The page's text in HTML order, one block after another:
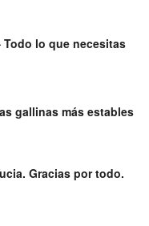
Todo lo que necesitas
gallinas más estables
Gracias por todo.